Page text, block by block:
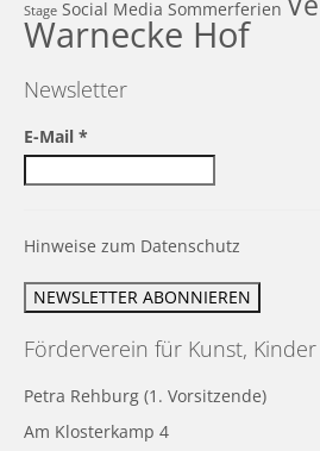
Stage Social Media Sommerferien
Warnecke Hof
Newsletter
E-Mail *
Hinweise zum Datenschutz
Förderverein für Kunst,
Petra Rehburg (1. Vorsitzende)
Am Klosterkamp 4